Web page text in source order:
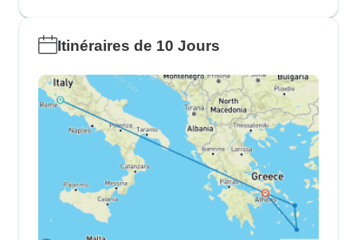
Itinéraires de 10 Jours